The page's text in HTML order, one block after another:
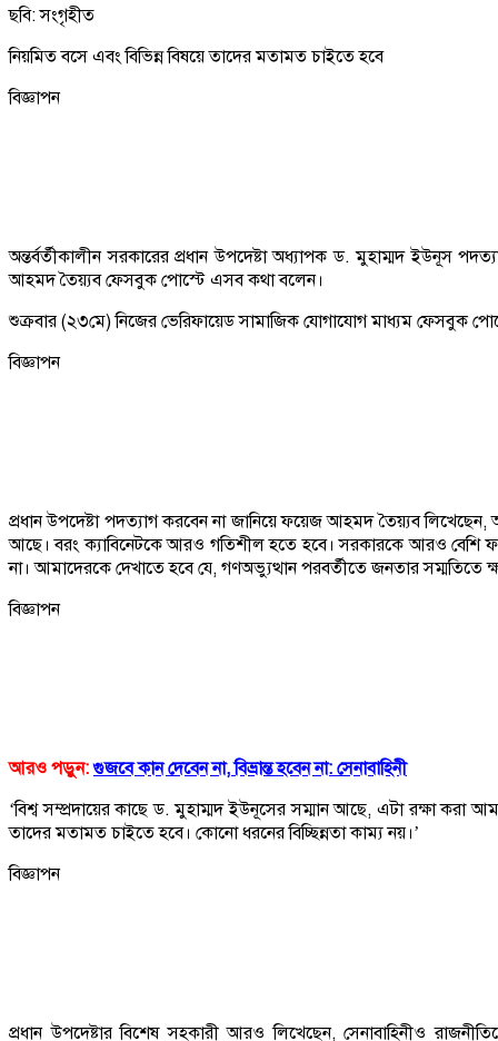
ছবি: সংগৃহীত
নিয়মিত বসে এবং বিভিন্ন বিষয়ে তাদের মতামত চাইতে হবে
বিজ্ঞাপন
অন্তর্বর্তীকালীন সরকারের প্রধান উপদেষ্টা অধ্যাপক ড. মুহাম্মদ ইউনূস
আহমদ তৈয়্যব ফেসবুক পোস্টে এসব কথা বলেন।
শুক্রবার (২৩মে) নিজের ভেরিফায়েড সামাজিক যোগাযোগ মাধ্যম ফেসবুক
বিজ্ঞাপন
প্রধান উপদেষ্টা পদত্যাগ করবেন না জানিয়ে ফয়েজ আহমদ তৈয়্যব লিখেছেন,
আছে। বরং ক্যাবিনেটকে আরও গতিশীল হতে হবে। সরকারকে আরও বেশি
না। আমাদেরকে দেখাতে হবে যে, গণঅভ্যুত্থান পরবর্তীতে জনতার সম্মতিতে
বিজ্ঞাপন
আরও পড়ুন:গুজবে কান দেবেন না, বিভ্রান্ত হবেন না: সেনাবাহিনী
‘বিশ্ব সম্প্রদায়ের কাছে ড. মুহাম্মদ ইউনূসের সম্মান আছে, এটা রক্ষা
তাদের মতামত চাইতে হবে। কোনো ধরনের বিচ্ছিন্নতা কাম্য নয়।’
বিজ্ঞাপন
প্রধান উপদেষ্টার বিশেষ সহকারী আরও লিখেছেন, সেনাবাহিনীও